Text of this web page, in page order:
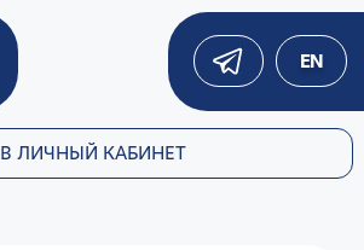
EN
В ЛИЧНЫЙ КАБИНЕТ